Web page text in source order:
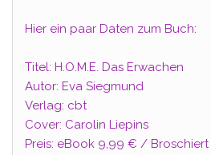
Hier ein paar Daten zum Buch:
Titel: H.O.M.E. Das Erwachen
Autor: Eva Siegmund
Verlag: cbt
Cover: Carolin Liepins
Preis: eBook 9,99 € / Broschiert